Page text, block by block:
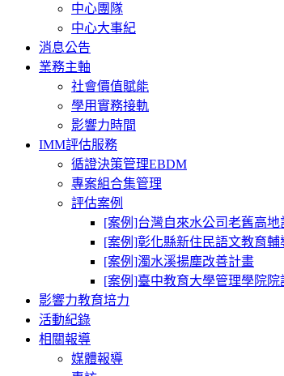
中心團隊
中心大事紀
消息公告
業務主軸
社會價值賦能
學用實務接軌
影響力時間
IMM評估服務
循證決策管理EBDM
專案組合集管理
評估案例
[案例]台灣自來水公司老舊高地
[案例]彰化縣新住民語文教育輔
[案例]濁水溪揚塵改善計畫
[案例]臺中教育大學管理學院院
影響力教育培力
活動紀錄
相關報導
媒體報導